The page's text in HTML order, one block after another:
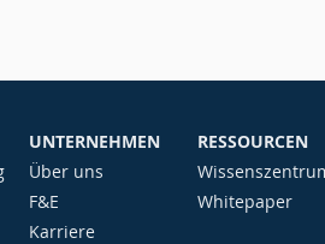
UNTERNEHMEN
Über uns
F&E
Karriere
RESSOURCEN
Whitepaper